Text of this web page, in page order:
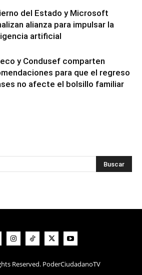
del Estado y Microsoft
alianza para impulsar la
artificial
y Condusef comparten
para que el regreso
no afecte el bolsillo familiar
Reserved. PoderCiudadanoTV